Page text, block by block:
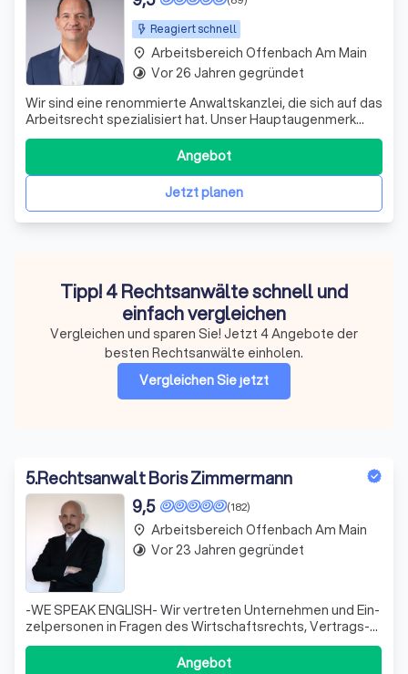
Reagiert schnell
Wir sind eine renommierte Anwaltskanzlei, die sich auf das
Arbeitsrecht spezialisiert hat. Unser Hauptaugenmerk
liegt auf der Beendigung von Arbeitsverhältnissen,
einschließlich Kündigungen und Aufhebungsverträgen
sowie den damit verbundenen Folgevereinbarungen
hinsichtlich Abwicklung und Abfindunge
Jetzt planen
Angebot
place Arbeitsbereich Offenbach Am Main
timelapse Vor 26 Jahren gegründet
Tipp! 4 Rechtsanwälte schnell und
einfach vergleichen
Vergleichen und sparen Sie! Jetzt 4 Angebote der
besten Rechtsanwälte einholen.
Vergleichen Sie jetzt
5.Rechtsanwalt Boris Zimmermann
(182)
9,5
-WE SPEAK ENGLISH- Wir ver­tre­ten Un­ter­neh­men und Ein­
zel­per­so­nen in Fra­gen des Wirt­schafts­rechts, Ver­trags­
rechts, Mahn­we­sens und der Schul­den­be­rei­ni­gung. Ein
be­son­de­rer Schwer­punkt liegt auf in­ter­na­tio­na­len Be­zie­
Angebot
place Arbeitsbereich Offenbach Am Main
timelapse Vor 23 Jahren gegründet